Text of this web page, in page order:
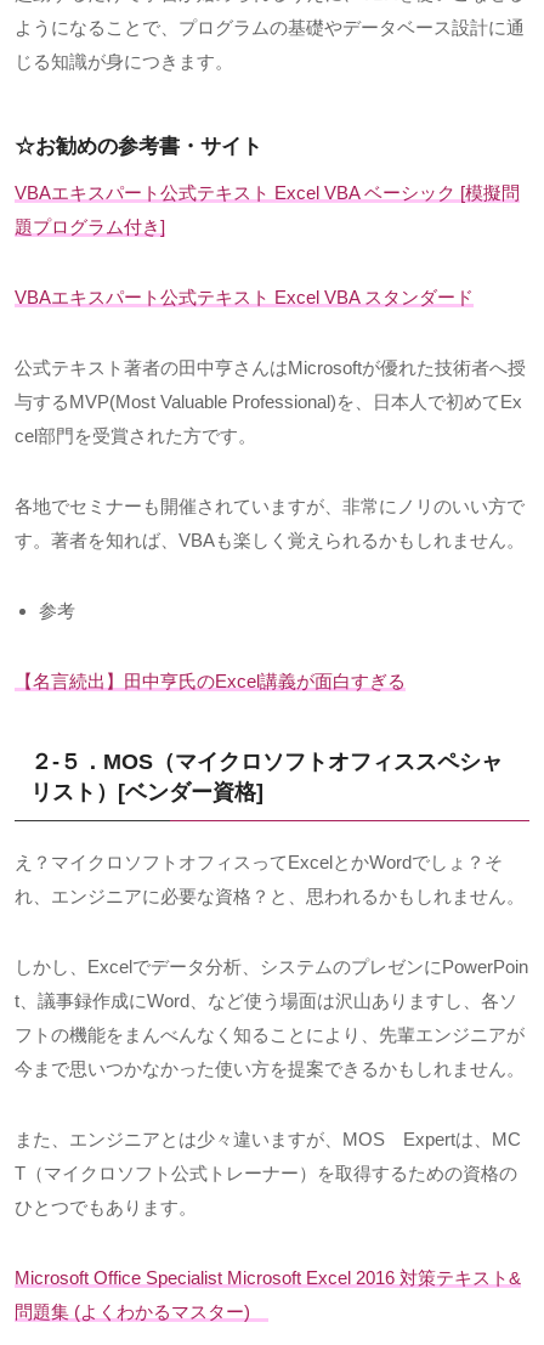
ようになることで、プログラムの基礎やデータベース設計に通
じる知識が身につきます。
☆お勧めの参考書・サイト
VBAエキスパート公式テキスト Excel VBAベーシック [模擬問
題プログラム付き]
VBAエキスパート公式テキスト Excel VBA スタンダード
公式テキスト著者の田中亨さんはMicrosoftが優れた技術者へ授
与するMVP(Most Valuable Professional)を、日本人で初めてEx
cel部門を受賞された方です。
各地でセミナーも開催されていますが、非常にノリのいい方で
す。著者を知れば、 VBAも楽しく覚えられるかもしれません。
参考
【名言続出】田中亨氏のExcel講義が面白すぎる
２-５．MOS（マイクロソフトオフィススペシャ
リスト） [ベンダー資格]
え？マイクロソフトオフィスってExcelとかWordでしょ？そ
れ、エンジニアに必要な資格？と、思われるかもしれません。
しかし、 Excelでデータ分析、システムのプレゼンにPowerPoin
t 、議事録作成にWord 、など使う場面は沢山ありますし、各ソ
フトの機能をまんべんなく知ることにより、先輩エンジニアが
今まで思いつかなかった使い方を提案できるかもしれません。
また、エンジニアとは少々違いますが、 MOS Expertは、 MC
T （マイクロソフト公式トレーナー）を取得するための資格の
ひとつでもあります。
Microsoft Office Specialist Microsoft Excel 2016 対策テキスト&
問題集 (よくわかるマスター)